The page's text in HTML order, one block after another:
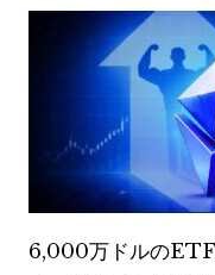
6,000万ドルのETF